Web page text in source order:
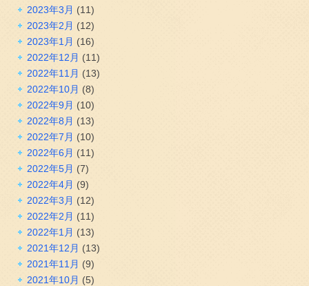
2023年3月 (11)
2023年2月 (12)
2023年1月 (16)
2022年12月 (11)
2022年11月 (13)
2022年10月 (8)
2022年9月 (10)
2022年8月 (13)
2022年7月 (10)
2022年6月 (11)
2022年5月 (7)
2022年4月 (9)
2022年3月 (12)
2022年2月 (11)
2022年1月 (13)
2021年12月 (13)
2021年11月 (9)
2021年10月 (5)